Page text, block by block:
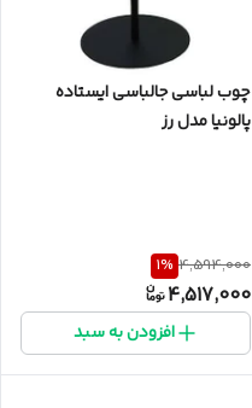
چوب لباسی جالباسی ایستاده
پالونیا مدل رز
4,594,000
1%
4,517,000
افزودن به سبد